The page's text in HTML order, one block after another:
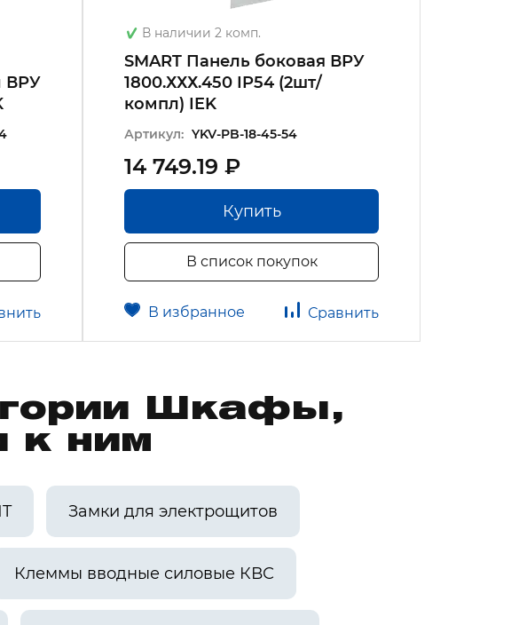
ВРУ
В наличии 2 комп.
SMART Панель боковая ВРУ
1800.ХХХ.450 IP54 (2шт/
компл) IEK
Артикул: YKV-PB-18-45-54
14 749.19 ₽
Купить
В список покупок
В избранное Сравнить
Шкафы,
к ним
Замки для электрощитов
Клеммы вводные силовые КВС